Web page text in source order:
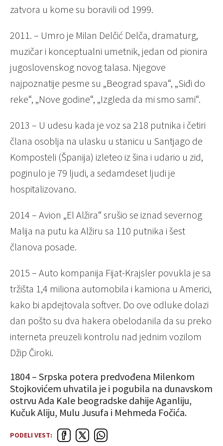
zatvora u kome su boravili od 1999.
2011. – Umro je Milan Delčić Delča, dramaturg,
muzičar i konceptualni umetnik, jedan od pionira
jugoslovenskog novog talasa. Njegove
najpoznatije pesme su „Beograd spava“, „Siđi do
reke“, „Nove godine“, „Izgleda da mi smo sami“.
2013 – U udesu kada je voz sa 218 putnika i četiri
člana osoblja na ulasku u stanicu u Santjago de
Komposteli (Španija) izleteo iz šina i udario u zid,
poginulo je 79 ljudi, a sedamdeset ljudi je
hospitalizovano.
2014 – Avion „El Alžira“ srušio se iznad severnog
Malija na putu ka Alžiru sa 110 putnika i šest
članova posade.
2015 – Auto kompanija Fijat-Krajsler povukla je sa
tržišta 1,4 miliona automobila i kamiona u Americi,
kako bi apdejtovala softver. Do ove odluke dolazi
dan pošto su dva hakera obelodanila da su preko
interneta preuzeli kontrolu nad jednim vozilom
Džip Čiroki.
1804 – Srpska potera predvođena Milenkom
Stojkovićem uhvatila je i pogubila na dunavskom
ostrvu Ada Kale beogradske dahije Aganliju,
Kučuk Aliju, Mulu Jusufa i Mehmeda Fočića.
PODELI VEST: